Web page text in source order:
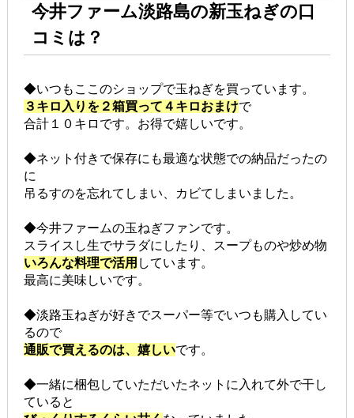
今井ファーム淡路島の新玉ねぎの口
コミは？
◆いつもここのショップで玉ねぎを買っています。
３キロ入りを２箱買って４キロおまけで
合計１０キロです。お得で嬉しいです。
◆ネット付きで保存にも最適な状態での納品だったの
に
吊るすのを忘れてしまい、カビてしまいました。
◆今井ファームの玉ねぎファンです。
スライスし生でサラダにしたり、スープものや炒め物
いろんな料理で活用 しています。
最高に美味しいです。
◆淡路玉ねぎが好きでスーパー等でいつも購入してい
るので
通販で買えるのは、嬉しいです。
◆一緒に梱包していただいたネットに入れて外で干し
ていると